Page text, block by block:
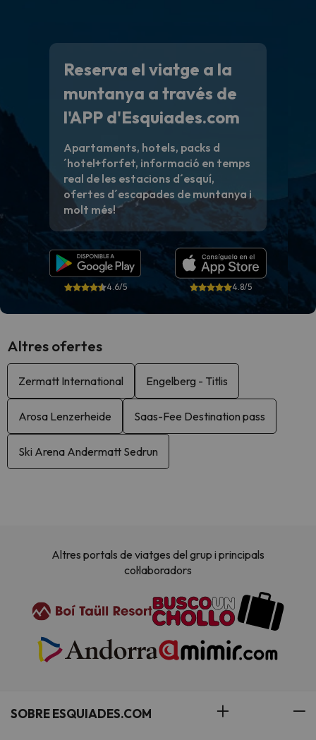
Reserva el viatge a la
muntanya a través de
l'APP d'Esquiades.com
Apartaments, hotels, packs d
´hotel+forfet, informació en temps
real de les estacions d´esquí,
ofertes d´escapades de muntanya i
molt més!
4.6/5 4.8/5
Altres ofertes
Zermatt International Engelberg - Titlis
Arosa Lenzerheide Saas-Fee Destination pass
Ski Arena Andermatt Sedrun
Altres portals de viatges del grup i principals
col·laboradors
SOBRE ESQUIADES.COM